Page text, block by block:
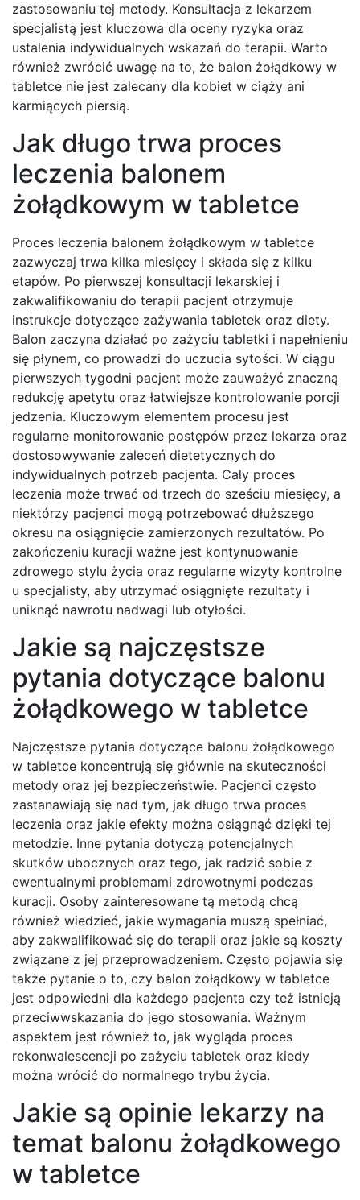
zastosowaniu tej metody. Konsultacja z lekarzem
specjalistą jest kluczowa dla oceny ryzyka oraz
ustalenia indywidualnych wskazań do terapii. Warto
również zwrócić uwagę na to, że balon żołądkowy w
tabletce nie jest zalecany dla kobiet w ciąży ani
karmiących piersią.
Jak długo trwa proces
leczenia balonem
żołądkowym w tabletce
Proces leczenia balonem żołądkowym w tabletce
zazwyczaj trwa kilka miesięcy i składa się z kilku
etapów. Po pierwszej konsultacji lekarskiej i
zakwalifikowaniu do terapii pacjent otrzymuje
instrukcje dotyczące zażywania tabletek oraz diety.
Balon zaczyna działać po zażyciu tabletki i napełnieniu
się płynem, co prowadzi do uczucia sytości. W ciągu
pierwszych tygodni pacjent może zauważyć znaczną
redukcję apetytu oraz łatwiejsze kontrolowanie porcji
jedzenia. Kluczowym elementem procesu jest
regularne monitorowanie postępów przez lekarza oraz
dostosowywanie zaleceń dietetycznych do
indywidualnych potrzeb pacjenta. Cały proces
leczenia może trwać od trzech do sześciu miesięcy, a
niektórzy pacjenci mogą potrzebować dłuższego
okresu na osiągnięcie zamierzonych rezultatów. Po
zakończeniu kuracji ważne jest kontynuowanie
zdrowego stylu życia oraz regularne wizyty kontrolne
u specjalisty, aby utrzymać osiągnięte rezultaty i
uniknąć nawrotu nadwagi lub otyłości.
Jakie są najczęstsze
pytania dotyczące balonu
żołądkowego w tabletce
Najczęstsze pytania dotyczące balonu żołądkowego
w tabletce koncentrują się głównie na skuteczności
metody oraz jej bezpieczeństwie. Pacjenci często
zastanawiają się nad tym, jak długo trwa proces
leczenia oraz jakie efekty można osiągnąć dzięki tej
metodzie. Inne pytania dotyczą potencjalnych
skutków ubocznych oraz tego, jak radzić sobie z
ewentualnymi problemami zdrowotnymi podczas
kuracji. Osoby zainteresowane tą metodą chcą
również wiedzieć, jakie wymagania muszą spełniać,
aby zakwalifikować się do terapii oraz jakie są koszty
związane z jej przeprowadzeniem. Często pojawia się
także pytanie o to, czy balon żołądkowy w tabletce
jest odpowiedni dla każdego pacjenta czy też istnieją
przeciwwskazania do jego stosowania. Ważnym
aspektem jest również to, jak wygląda proces
rekonwalescencji po zażyciu tabletek oraz kiedy
można wrócić do normalnego trybu życia.
Jakie są opinie lekarzy na
temat balonu żołądkowego
w tabletce